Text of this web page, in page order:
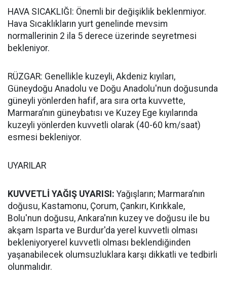
HAVA SICAKLIĞI: Önemli bir değişiklik beklenmiyor.
Hava Sıcaklıkların yurt genelinde mevsim
normallerinin 2 ila 5 derece üzerinde seyretmesi
bekleniyor.
RÜZGAR: Genellikle kuzeyli, Akdeniz kıyıları,
Güneydoğu Anadolu ve Doğu Anadolu'nun doğusunda
güneyli yönlerden hafif, ara sıra orta kuvvette,
Marmara’nın güneybatısı ve Kuzey Ege kıyılarında
kuzeyli yönlerden kuvvetli olarak (40-60 km/saat)
esmesi bekleniyor.
UYARILAR
KUVVETLİ YAĞIŞ UYARISI: Yağışların; Marmara’nın
doğusu, Kastamonu, Çorum, Çankırı, Kırıkkale,
Bolu'nun doğusu, Ankara'nın kuzey ve doğusu ile bu
akşam Isparta ve Burdur'da yerel kuvvetli olması
bekleniyoryerel kuvvetli olması beklendiğinden
yaşanabilecek olumsuzluklara karşı dikkatli ve tedbirli
olunmalıdır.